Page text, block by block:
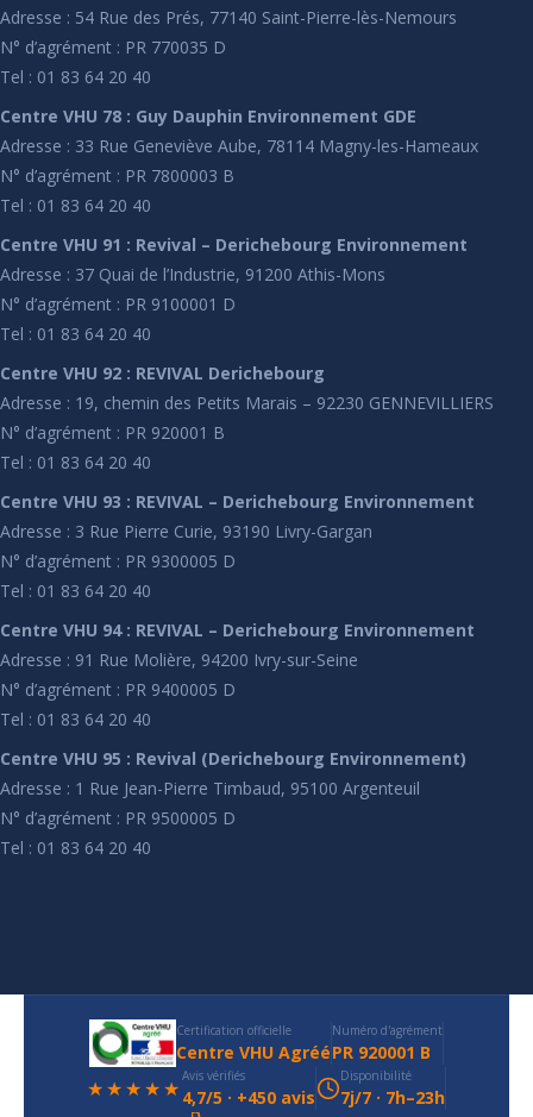
Adresse : 54 Rue des Prés, 77140 Saint-Pierre-lès-Nemours
N° d’agrément : PR 770035 D
Tel : 01 83 64 20 40
Centre VHU 78 : Guy Dauphin Environnement GDE
Adresse : 33 Rue Geneviève Aube, 78114 Magny-les-Hameaux
N° d’agrément : PR 7800003 B
Tel : 01 83 64 20 40
Centre VHU 91 : Revival – Derichebourg Environnement
Adresse : 37 Quai de l’Industrie, 91200 Athis-Mons
N° d’agrément : PR 9100001 D
Tel : 01 83 64 20 40
Centre VHU 92 : REVIVAL Derichebourg
Adresse : 19, chemin des Petits Marais – 92230 GENNEVILLIERS
N° d’agrément : PR 920001 B
Tel : 01 83 64 20 40
Centre VHU 93 : REVIVAL – Derichebourg Environnement
Adresse : 3 Rue Pierre Curie, 93190 Livry-Gargan
N° d’agrément : PR 9300005 D
Tel : 01 83 64 20 40
Centre VHU 94 : REVIVAL – Derichebourg Environnement
Adresse : 91 Rue Molière, 94200 Ivry-sur-Seine
N° d’agrément : PR 9400005 D
Tel : 01 83 64 20 40
Centre VHU 95 : Revival (Derichebourg Environnement)
Adresse : 1 Rue Jean-Pierre Timbaud, 95100 Argenteuil
N° d’agrément : PR 9500005 D
Tel : 01 83 64 20 40
Certification officielle
Centre VHU Agréé
Numéro d'agrément
PR 920001 B
★★★★★ Avis vérifiés
4,7/5 · +450 avis
Disponibilité
7j/7 · 7h–23h